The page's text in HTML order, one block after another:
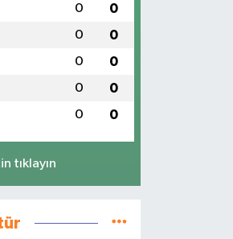
0 0
0 0
0 0
0 0
0 0
tıklayın